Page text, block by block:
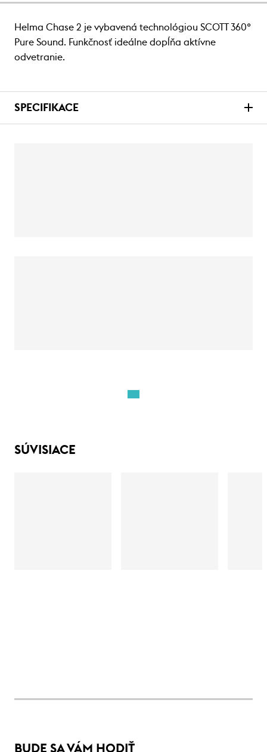
Helma Chase 2 je vybavená technológiou SCOTT 360°
Pure Sound. Funkčnosť ideálne dopĺňa aktívne
odvetranie.
SPECIFIKACE
SÚVISIACE
BUDE SA VÁM HODIŤ